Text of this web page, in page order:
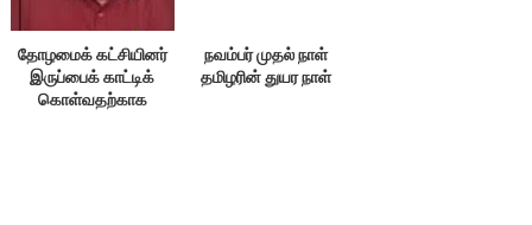
தோழமைக் கட்சியினர்
இருப்பைக் காட்டிக்
கொள்வதற்காக
நவம்பர் முதல் நாள்
தமிழரின் துயர நாள்